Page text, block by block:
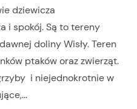
dziewicza
i spokój. Są to tereny
doliny Wisły. Teren
ptaków oraz zwierząt.
i niejednokrotnie w